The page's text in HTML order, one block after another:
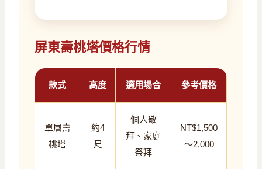
屏東壽桃塔價格行情
款式 高度 適用場合 參考價格
單層壽
桃塔
約4
尺
個人敬
拜、家庭
祭拜
NT$1,500
～2,000